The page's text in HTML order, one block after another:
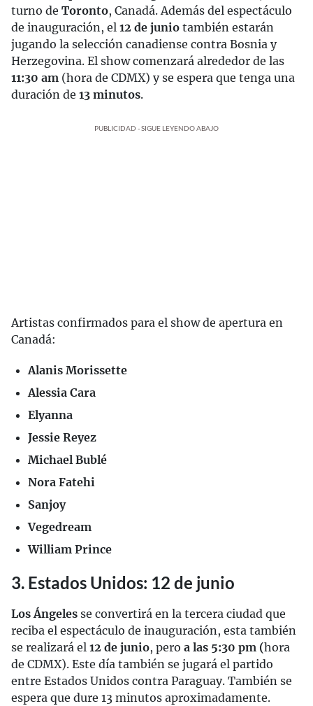
turno de Toronto, Canadá. Además del espectáculo
de inauguración, el 12 de junio también estarán
jugando la selección canadiense contra Bosnia y
Herzegovina. El show comenzará alrededor de las
11:30 am (hora de CDMX) y se espera que tenga una
duración de 13 minutos.
PUBLICIDAD - SIGUE LEYENDO ABAJO
Artistas confirmados para el show de apertura en
Canadá:
Alanis Morissette
Alessia Cara
Elyanna
Jessie Reyez
Michael Bublé
Nora Fatehi
Sanjoy
Vegedream
William Prince
3. Estados Unidos: 12 de junio
Los Ángeles se convertirá en la tercera ciudad que
reciba el espectáculo de inauguración, esta también
se realizará el 12 de junio, pero a las 5:30 pm (hora
de CDMX). Este día también se jugará el partido
entre Estados Unidos contra Paraguay. También se
espera que dure 13 minutos aproximadamente.